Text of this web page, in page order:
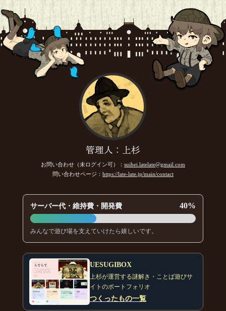
管理人：上杉
お問い合わせ（未ログイン可）： suihei.latelate@gmail.com
問い合わせページ： https://late-late.jp/main/contact
サーバー代・維持費・開発費 40%
みんなで遊び場を支えていけたら嬉しいです。
UESUGIBOX
上杉が運営する謎解き・ことば遊びサ
イトのポートフォリオ
つくったもの一覧